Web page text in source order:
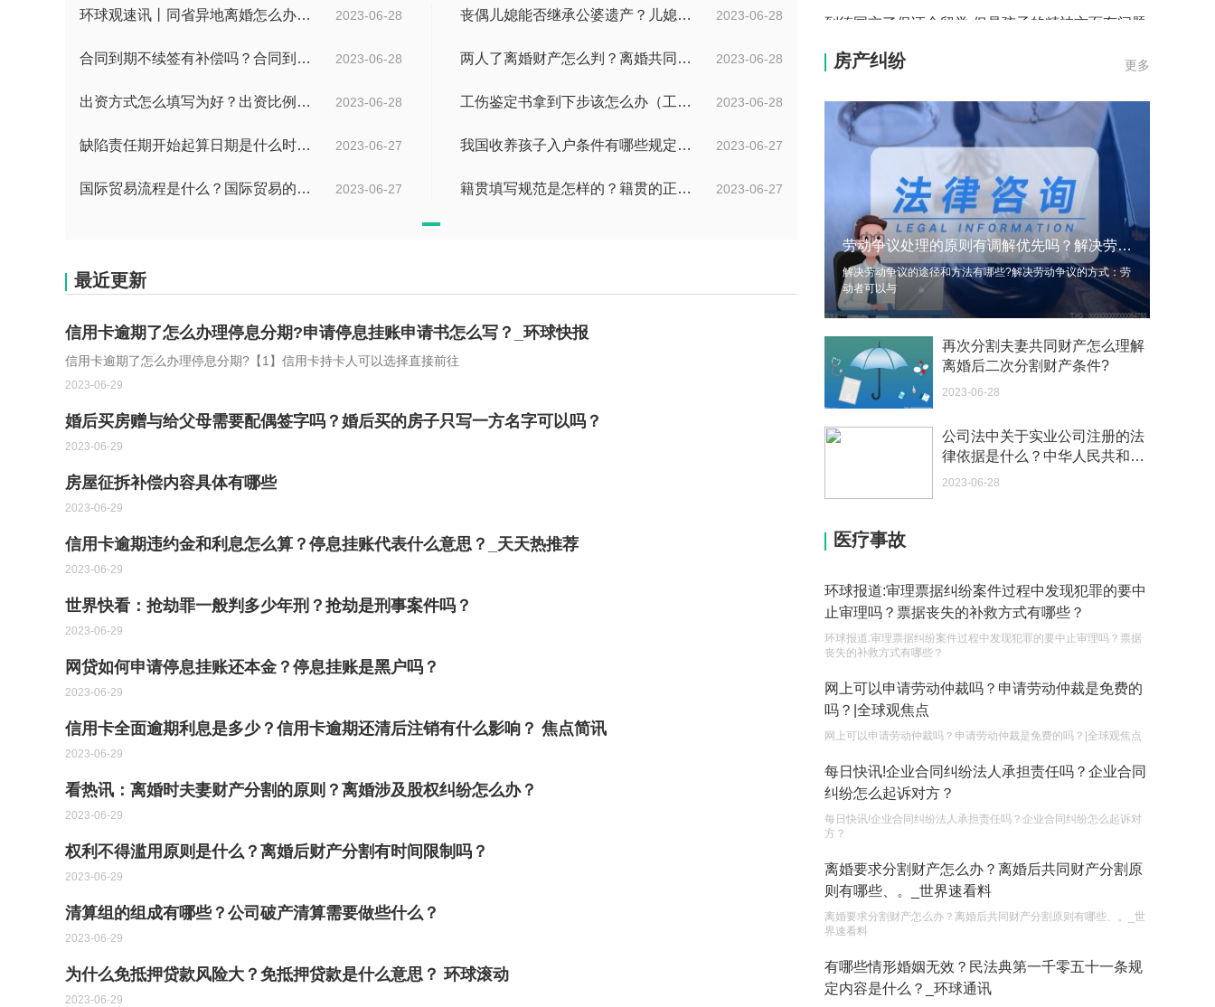
2023-06-28
环球观速讯丨同省异地离婚怎么办理？夫妻异地离婚须准备哪些资料？ 2023-06-28
丧偶儿媳能否继承公婆遗产？儿媳有没有赡养老人的义务？
2023-06-28
合同到期不续签有补偿吗？合同到期未提前30天通知怎么赔偿？ 当前速看 2023-06-28
两人了离婚财产怎么判？离婚共同财产有哪些？_焦点快报
2023-06-28
出资方式怎么填写为好？出资比例怎么填写？ 2023-06-28
工伤鉴定书拿到下步该怎么办（工伤鉴定后要是对伤残等级结论不服怎么办）
2023-06-27
缺陷责任期开始起算日期是什么时候？缺陷责任终止证书签发的必要条件是什么？ 2023-06-27
我国收养孩子入户条件有哪些规定？办理收养登记的事实收养情况有几种？
2023-06-27
国际贸易流程是什么？国际贸易的具体流程的内容都有哪些？ 2023-06-27
籍贯填写规范是怎样的？籍贯的正确填写规范是什么？-天天微动态
最近更新
信用卡逾期了怎么办理停息分期?申请停息挂账申请书怎么写？_环球快报
信用卡逾期了怎么办理停息分期?【1】信用卡持卡人可以选择直接前往
2023-06-29
婚后买房赠与给父母需要配偶签字吗？婚后买的房子只写一方名字可以吗？
2023-06-29
房屋征拆补偿内容具体有哪些
2023-06-29
信用卡逾期违约金和利息怎么算？停息挂账代表什么意思？_天天热推荐
2023-06-29
世界快看：抢劫罪一般判多少年刑？抢劫是刑事案件吗？
2023-06-29
网贷如何申请停息挂账还本金？停息挂账是黑户吗？
2023-06-29
信用卡全面逾期利息是多少？信用卡逾期还清后注销有什么影响？ 焦点简讯
2023-06-29
看热讯：离婚时夫妻财产分割的原则？离婚涉及股权纠纷怎么办？
2023-06-29
权利不得滥用原则是什么？离婚后财产分割有时间限制吗？
2023-06-29
清算组的组成有哪些？公司破产清算需要做些什么？
2023-06-29
为什么免抵押贷款风险大？免抵押贷款是什么意思？ 环球滚动
2023-06-29
到德国交了保证金留学 但是孩子的精神方面有问题
2023-05-04
我想问一下申请护照需要带什么证件？
2023-05-04
您好：请问从国外进口的费钢税率是多少？非常感
2023-05-04
外国旅游签证可以在中国大使馆登记结婚吗？
2023-05-04
我可以在苏州申请护照吗？我所在的地方是云南
2023-05-04
你好 我想问一下外国人来这里工作没有护照该怎么
办？
如何续签居住证 我的1月7日到期
关报案？
你好 我需要申请去美国结婚的签证 过程是什么？
代理权的产生原因是什么？当我国没有外贸经营权
的企业委托外贸公司进出口贸易时，相关当事人的
权利和责任是什么？
2023-05-04
单纯的遗产赠要缴税吗？
2023-05-05
更多
房产纠纷
劳动争议处理的原则有调解优先吗？解决劳动争议的途径和方法有哪些？-每日速看
解决劳动争议的途径和方法有哪些?解决劳动争议的方式：劳
动者可以与
再次分割夫妻共同财产怎么理解
离婚后二次分割财产条件?
2023-06-28
公司法中关于实业公司注册的法
律依据是什么？中华人民共和国
公司法第二十三条是什么？ 当前
2023-06-28
医疗事故
环球报道:审理票据纠纷案件过程中发现犯罪的要中
止审理吗？票据丧失的补救方式有哪些？
环球报道:审理票据纠纷案件过程中发现犯罪的要中止审理吗？票据
丧失的补救方式有哪些？
网上可以申请劳动仲裁吗？申请劳动仲裁是免费的
吗？|全球观焦点
网上可以申请劳动仲裁吗？申请劳动仲裁是免费的吗？|全球观焦点
每日快讯!企业合同纠纷法人承担责任吗？企业合同
纠纷怎么起诉对方？
每日快讯!企业合同纠纷法人承担责任吗？企业合同纠纷怎么起诉对
方？
离婚要求分割财产怎么办？离婚后共同财产分割原
则有哪些、。_世界速看料
离婚要求分割财产怎么办？离婚后共同财产分割原则有哪些、。_世
界速看料
有哪些情形婚姻无效？民法典第一千零五十一条规
定内容是什么？_环球通讯